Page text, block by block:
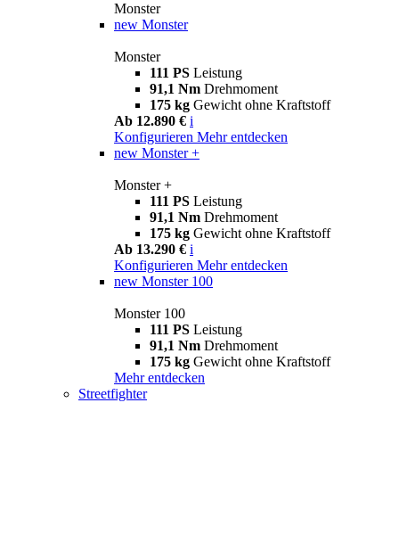
Monster
new Monster
Monster
111 PS Leistung
91,1 Nm Drehmoment
175 kg Gewicht ohne Kraftstoff
Ab 12.890 € i
Konfigurieren Mehr entdecken
new Monster +
Monster +
111 PS Leistung
91,1 Nm Drehmoment
175 kg Gewicht ohne Kraftstoff
Ab 13.290 € i
Konfigurieren Mehr entdecken
new Monster 100
Monster 100
111 PS Leistung
91,1 Nm Drehmoment
175 kg Gewicht ohne Kraftstoff
Mehr entdecken
Streetfighter